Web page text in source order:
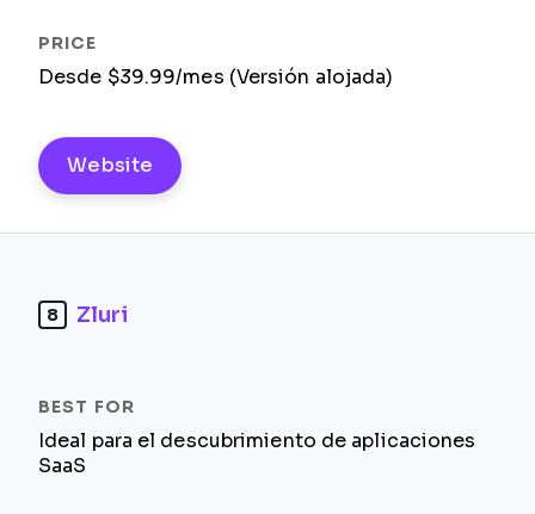
Desde $39.99/mes (Versión alojada)
Website
8 Zluri
Ideal para el descubrimiento de aplicaciones
SaaS